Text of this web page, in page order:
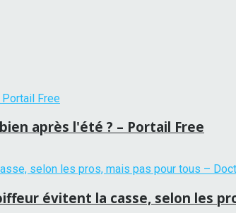
après l'été ? – Portail Free
évitent la casse, selon les